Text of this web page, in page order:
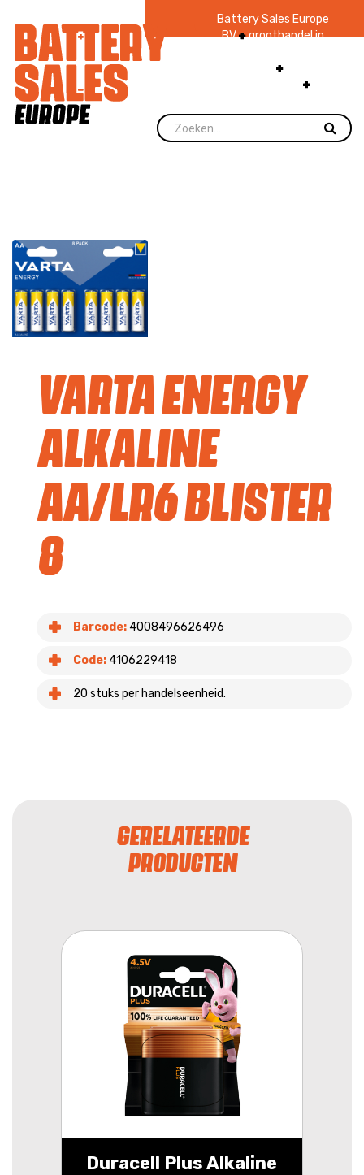
Battery Sales Europe
BV groothandel in
zaklampen Ruim 48
jaar ervaring
voorraad.
Varta Energy
Alkaline
AA/LR6 blister
8
Barcode:4008496626496
Code:4106229418
20 stuks per handelseenheid.
GERELATEERDE
PRODUCTEN
Duracell Plus Alkaline